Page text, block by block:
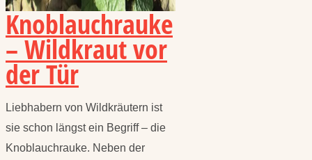
Knoblauchrauke
– Wildkraut vor
der Tür
Liebhabern von Wildkräutern ist
sie schon längst ein Begriff – die
Knoblauchrauke. Neben der